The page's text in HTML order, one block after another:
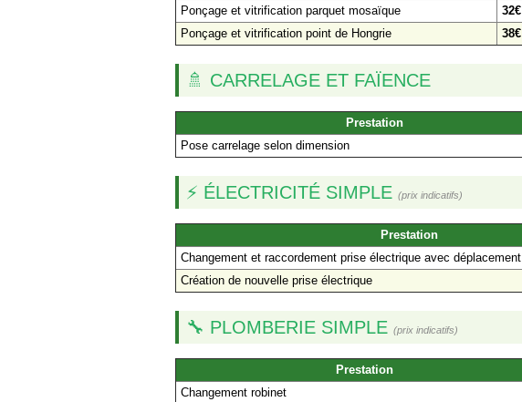
Ponçage et vitrification parquet mosaïque
32€
Ponçage et vitrification point de Hongrie
38€
🚿 CARRELAGE ET FAÏENCE
Prestation
Pose carrelage selon dimension
⚡ ÉLECTRICITÉ SIMPLE (prix indicatifs)
Prestation
Changement et raccordement prise électrique avec déplacement
Création de nouvelle prise électrique
🔧 PLOMBERIE SIMPLE (prix indicatifs)
Prestation
Changement robinet